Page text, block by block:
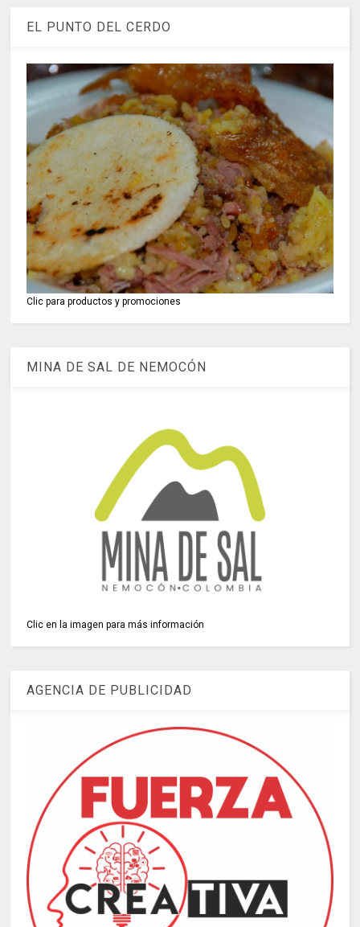
EL PUNTO DEL CERDO
Clic para productos y promociones
MINA DE SAL DE NEMOCÓN
Clic en la imagen para más información
AGENCIA DE PUBLICIDAD